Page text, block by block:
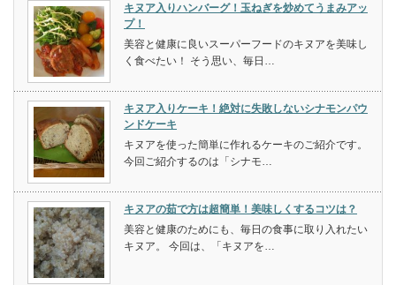
キヌア入りハンバーグ！玉ねぎを炒めてうまみアッ
プ！
美容と健康に良いスーパーフードのキヌアを美味し
く食べたい！ そう思い、毎日…
キヌア入りケーキ！絶対に失敗しないシナモンパウ
ンドケーキ
キヌアを使った簡単に作れるケーキのご紹介です。
今回ご紹介するのは「シナモ…
キヌアの茹で方は超簡単！美味しくするコツは？
美容と健康のためにも、毎日の食事に取り入れたい
キヌア。 今回は、「キヌアを…